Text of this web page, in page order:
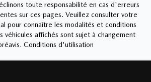
toute responsabilité en cas d'erreurs
sur ces pages. Veuillez consulter votre
pour connaître les modalités et conditions
véhicules affichés sont sujet à changement
Conditions d'utilisation